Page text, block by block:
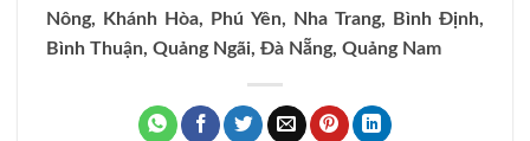
Nông, Khánh Hòa, Phú Yên, Nha Trang, Bình Định,
Bình Thuận, Quảng Ngãi, Đà Nẵng, Quảng Nam